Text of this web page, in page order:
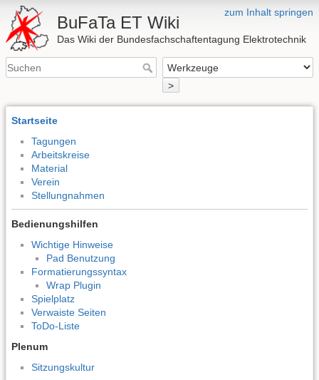
zum Inhalt springen
BuFaTa ET Wiki
Das Wiki der Bundesfachschaftentagung Elektrotechnik
>
Startseite
Tagungen
Arbeitskreise
Material
Verein
Stellungnahmen
Bedienungshilfen
Wichtige Hinweise
Pad Benutzung
Formatierungssyntax
Wrap Plugin
Spielplatz
Verwaiste Seiten
ToDo-Liste
Plenum
Sitzungskultur